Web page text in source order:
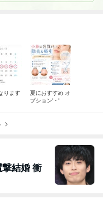
ります
夏におすすめ オ
プション' ‐ '
撃結婚 衝